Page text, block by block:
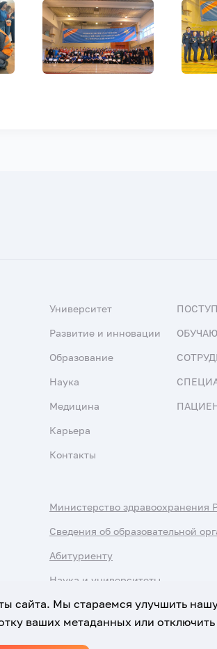
Университет
Развитие и инновации
Образование
Наука
Медицина
Карьера
Контакты
Министерство здравоохранения
Сведения об образовательной
Абитуриенту
Наука и университеты
сайта. Мы стараемся улучшить
ваших метаданных или